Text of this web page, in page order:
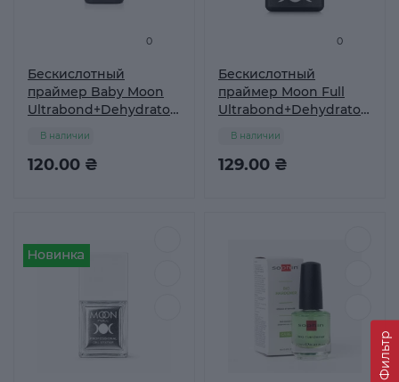
Фильтр
0
Бескислотный
праймер Baby Moon
Ultrabond+Dehydrator
120.00 ₴
В наличии
0
Бескислотный
праймер Moon Full
Ultrabond+Dehydrator
129.00 ₴
В наличии